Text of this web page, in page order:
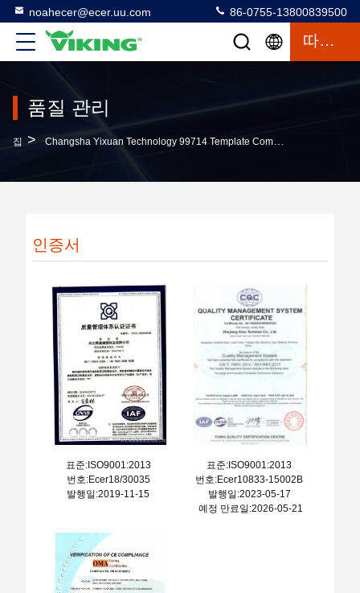
noahecer@ecer.uu.com 86-0755-13800839500
따옴표
품질 관리
집 > Changsha Yixuan Technology 99714 Template Company 품질 관리
인증서
표준:ISO9001:2013
번호:Ecer18/30035
발행일:2019-11-15
표준:ISO9001:2013
번호:Ecer10833-15002B
발행일:2023-05-17
예정 만료일:2026-05-21